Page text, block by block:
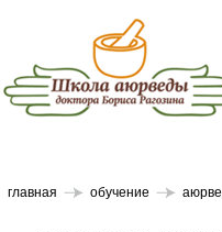
главная обучение